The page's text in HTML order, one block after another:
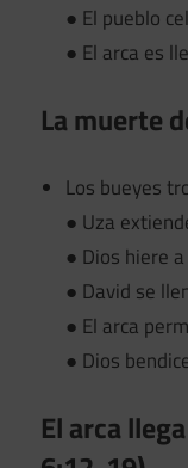
● El pueblo
● El arca es
La muerte
Los bueyes
● Uza
● Dios hiere
● David se
● El arca
● Dios
El arca